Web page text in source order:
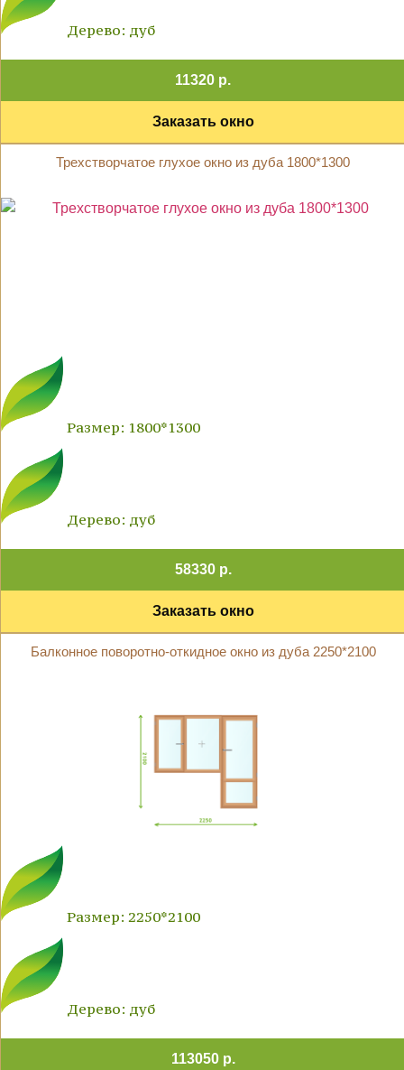
Дерево: дуб
11320 р.
Заказать окно
Трехстворчатое глухое окно из дуба 1800*1300
Размер: 1800*1300
Дерево: дуб
58330 р.
Заказать окно
Балконное поворотно-откидное окно из дуба 2250*2100
Размер: 2250*2100
Дерево: дуб
113050 р.